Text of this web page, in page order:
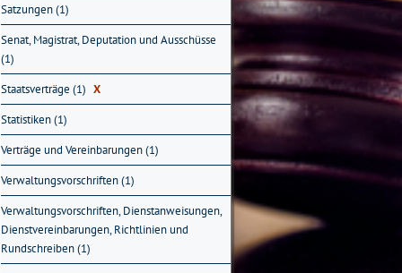
Satzungen (1)
Senat, Magistrat, Deputation und Ausschüsse
(1)
Staatsverträge (1) X
Statistiken (1)
Verträge und Vereinbarungen (1)
Verwaltungsvorschriften (1)
Verwaltungsvorschriften, Dienstanweisungen,
Dienstvereinbarungen, Richtlinien und
Rundschreiben (1)